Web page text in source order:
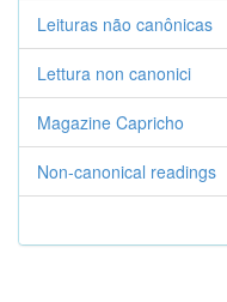
Leituras não canônicas
Lettura non canonici
Magazine Capricho
Non-canonical readings